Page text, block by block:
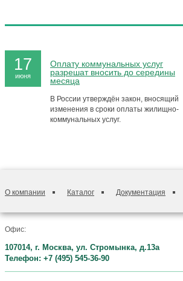
17
июня
Оплату коммунальных услуг
разрешат вносить до середины
месяца
В России утверждён закон, вносящий
изменения в сроки оплаты жилищно-
коммунальных услуг.
О компании Каталог Документация
Офис:
107014, г. Москва, ул. Стромынка, д.13а
Телефон: +7 (495) 545-36-90